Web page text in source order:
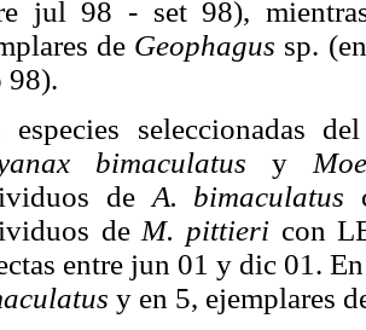
jul 98 - set 98),
de Geophagus sp.
98).
especies seleccionadas
bimaculatus y
deA. bimaculatus
deM. pittieri con
entre jun 01 y dic 01.
y en 5, ejemplares